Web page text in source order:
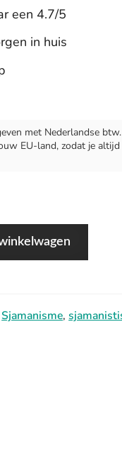
een 4.7/5
in huis
met Nederlandse
EU-land, zodat je
Sjamanisme,